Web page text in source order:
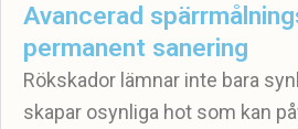
Avancerad
permanent sanering
Rökskador lämnar inte bara
skapar osynliga hot som kan